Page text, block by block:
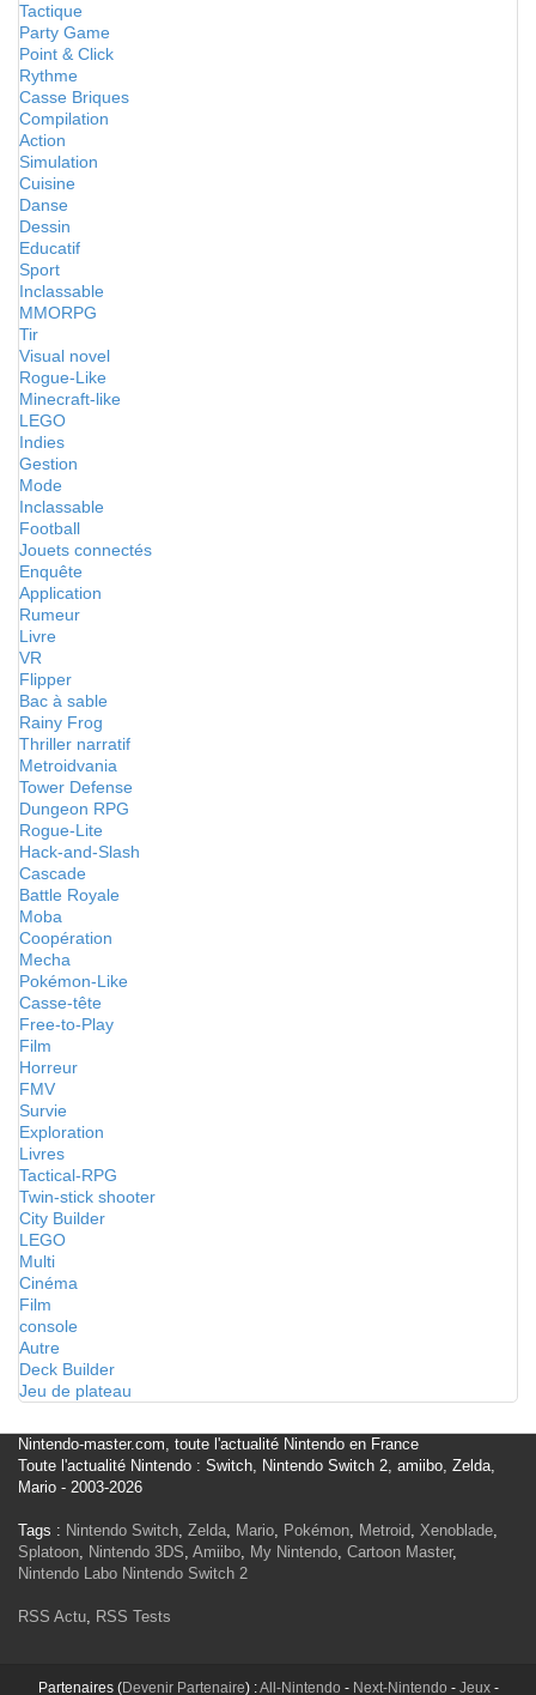
Tactique
Party Game
Point & Click
Rythme
Casse Briques
Compilation
Action
Simulation
Cuisine
Danse
Dessin
Educatif
Sport
Inclassable
MMORPG
Tir
Visual novel
Rogue-Like
Minecraft-like
LEGO
Indies
Gestion
Mode
Inclassable
Football
Jouets connectés
Enquête
Application
Rumeur
Livre
VR
Flipper
Bac à sable
Rainy Frog
Thriller narratif
Metroidvania
Tower Defense
Dungeon RPG
Rogue-Lite
Hack-and-Slash
Cascade
Battle Royale
Moba
Coopération
Mecha
Pokémon-Like
Casse-tête
Free-to-Play
Film
Horreur
FMV
Survie
Exploration
Livres
Tactical-RPG
Twin-stick shooter
City Builder
LEGO
Multi
Cinéma
Film
console
Autre
Deck Builder
Jeu de plateau
Nintendo-master.com, toute l'actualité Nintendo en France
Toute l'actualité Nintendo : Switch, Nintendo Switch 2, amiibo, Zelda,
Mario - 2003-2026
Tags : Nintendo Switch, Zelda, Mario, Pokémon, Metroid, Xenoblade,
Splatoon, Nintendo 3DS, Amiibo, My Nintendo, Cartoon Master,
Nintendo Labo Nintendo Switch 2
RSS Actu, RSS Tests
Partenaires (Devenir Partenaire) :All-Nintendo - Next-Nintendo - Jeux-